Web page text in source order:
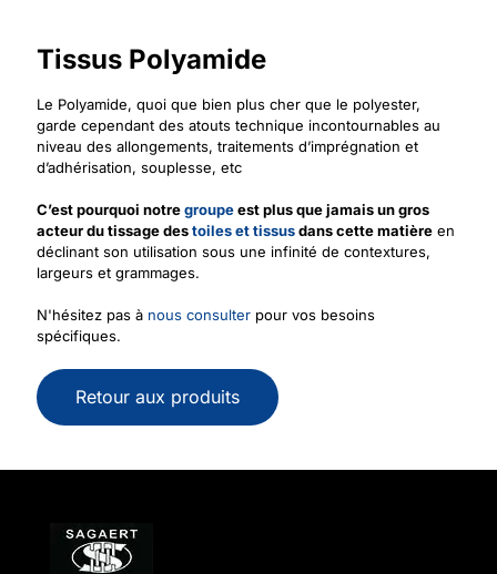
Tissus Polyamide
Le Polyamide, quoi que bien plus cher que le polyester,
garde cependant des atouts technique incontournables au
niveau des allongements, traitements d’imprégnation et
d’adhérisation, souplesse, etc
C’est pourquoi notregroupeest plus que jamais un gros
acteur du tissage destoiles et tissusdans cette matière en
déclinant son utilisation sous une infinité de contextures,
largeurs et grammages.
N'hésitez pas à nous consulter pour vos besoins
spécifiques.
Retour aux produits